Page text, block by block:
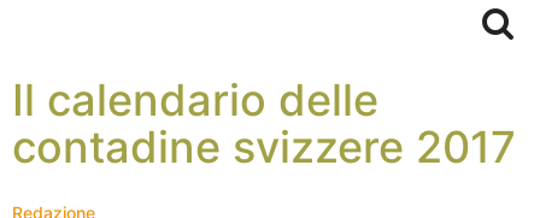
Il calendario delle
contadine svizzere 2017
Redazione